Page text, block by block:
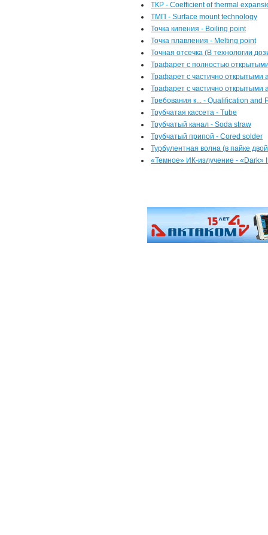
ТКР - Coefficient of thermal
ТМП - Surface mount technology
Точка кипения - Boiling point
Точка плавления - Melting point
Точная отсечка (В технологии
Трафарет с полностью
Трафарет с частично открытыми
Трафарет с частично открытыми
Требования к... - Qualification and
Трубчатая кассета - Tube
Трубчатый канал - Soda straw
Трубчатый припой - Cored solder
Турбулентная волна (в пайке
«Темное» ИК-излучение - «Dark»